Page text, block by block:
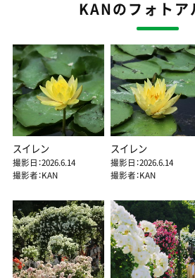
KANのフォトア
スイレン
撮影日：2026.6.14
撮影者：KAN
スイレン
撮影日：2026.6.14
撮影者：KAN